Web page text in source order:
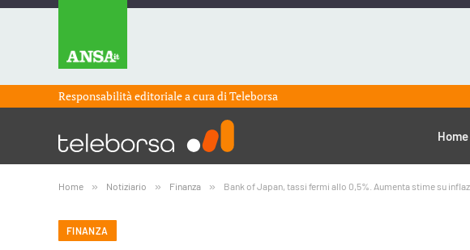
Responsabilità editoriale a cura diTeleborsa
Home
Home » Notiziario » Finanza » Bank of Japan, tassi fermi allo 0,5%. Aumenta stime su
FINANZA